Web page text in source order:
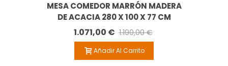
MESA COMEDOR MARRÓN MADERA
DE ACACIA 280 X 100 X 77 CM
1.071,00 € 1.190,00 €
Añadir Al Carrito